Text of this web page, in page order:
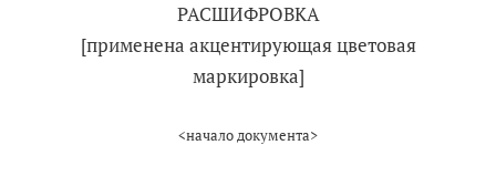
РАСШИФРОВКА
[применена акцентирующая цветовая
маркировка]
<начало документа>